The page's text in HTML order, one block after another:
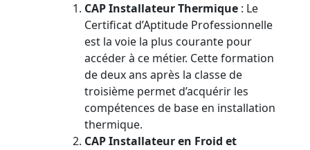
CAP Installateur Thermique : Le
Certificat d’Aptitude Professionnelle
est la voie la plus courante pour
accéder à ce métier. Cette formation
de deux ans après la classe de
troisième permet d’acquérir les
compétences de base en installation
thermique.
CAP Installateur en Froid et